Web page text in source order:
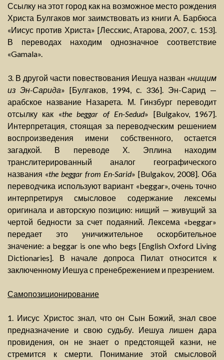
Ссылку на этот город как на возможное место рождения
Христа Булгаков мог заимствовать из книги А. Барбюса
«Иисус против Христа» [Лесскис, Атарова, 2007, с. 153].
В переводах находим однозначное соответствие
«Gamala».
3. В другой части повествования Иешуа назван «нищим
из Эн-Сарида» [Булгаков, 1994, с. 336]. Эн-Сарид —
арабское название Назарета. М. Гинзбург переводит
отсылку как «the beggar of En-Sedud» [Bulgakov, 1967].
Интерпретация, стоящая за переводческим решением
воспроизведения имени собственного, остается
загадкой. В переводе Х. Эплина находим
транслитерированный аналог географического
названия «the beggar from En-Sarid» [Bulgakov, 2008]. Оба
переводчика используют вариант «beggar», очень точно
интерпретируя смысловое содержание лексемы
оригинала и авторскую позицию: нищий — живущий за
чертой бедности за счет подаяний. Лексема «beggar»
передает это уничижительное оскорбительное
значение: a beggar is one who begs [English Oxford Living
Dictionaries]. В начале допроса Пилат относится к
заключенному Иешуа с пренебрежением и презрением.
Самопозиционирование
1. Иисус Христос знал, что он Сын Божий, знал свое
предназначение и свою судьбу. Иешуа лишен дара
провидения, он не знает о предстоящей казни, не
стремится к смерти. Понимание этой смысловой